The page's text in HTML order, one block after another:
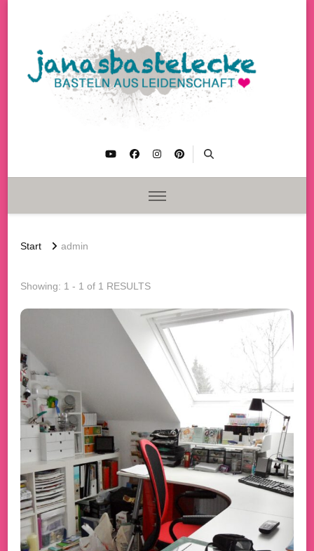
Start admin
Showing: 1 - 1 of 1 RESULTS